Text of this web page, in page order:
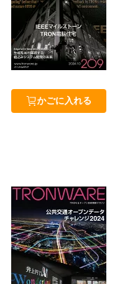
かごに入れる